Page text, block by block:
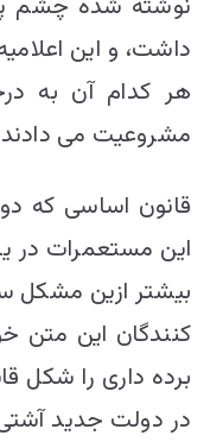
هر کدام آن به
مشروعیت می
قانون اساسی که
این مستعمرات در
بیشتر ازین مشکل
کنندگان این متن
برده داری را شکل
در دولت جدید